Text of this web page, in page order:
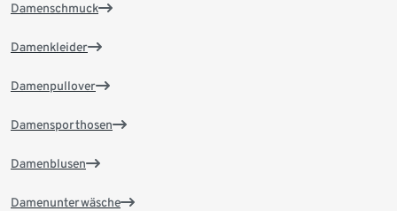
Damenschmuck
Damenkleider
Damenpullover
Damensporthosen
Damenblusen
Damenunterwäsche